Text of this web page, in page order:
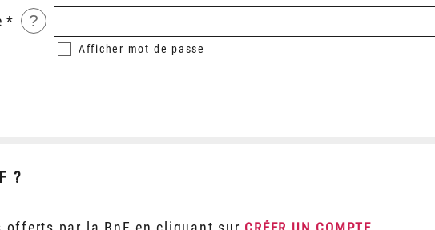
?
Afficher mot de passe
?